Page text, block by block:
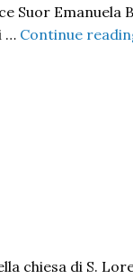
Suor Emanuela
… Continue
chiesa di S.